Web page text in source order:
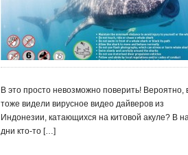
В это просто невозможно поверить! Вероятно,
тоже видели вирусное видео дайверов из
Индонезии, катающихся на китовой акуле? В
дни кто-то […]